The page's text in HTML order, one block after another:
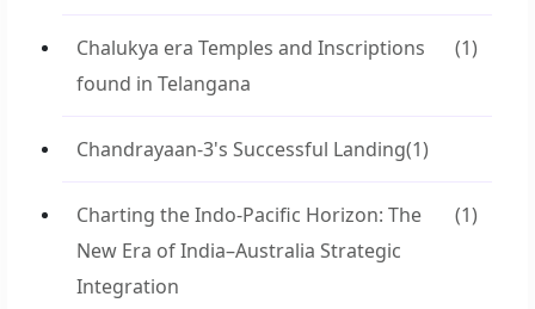
Chalukya era Temples and Inscriptions
found in Telangana
(1)
Chandrayaan-3's Successful Landing(1)
Charting the Indo-Pacific Horizon: The
New Era of India–Australia Strategic
Integration
(1)